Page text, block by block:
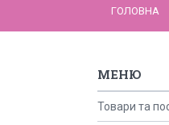
ГОЛОВНА
Товари та